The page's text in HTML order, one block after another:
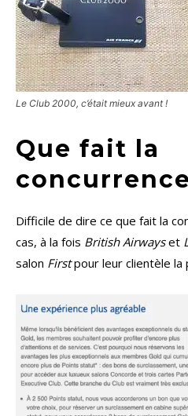
Le Club 2000, c’était mieux avant !
Que fait la
Difficile de dire ce que fait la
cas, à la fois British Airwayset
salon Firstpour leur clientèle la